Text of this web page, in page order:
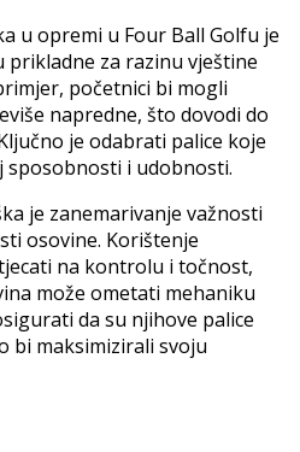
u opremi u Four Ball Golfu je
za razinu vještine
početnici bi mogli
napredne, što dovodi do
je odabrati palice koje
i udobnosti.
je zanemarivanje važnosti
osovine. Korištenje
na kontrolu i točnost,
može ometati mehaniku
da su njihove palice
bi maksimizirali svoju